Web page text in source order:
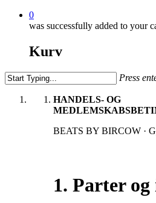
0
was successfully added to your
Kurv
Press
Search
HANDELS- OG
BEATS BY BIRCOW ·
1. Parter